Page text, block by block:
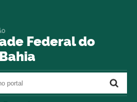
Federal do